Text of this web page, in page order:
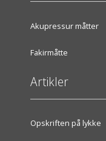
Akupressur måtter
Fakirmåtte
Artikler
Opskriften på lykke